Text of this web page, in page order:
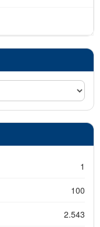
1
100
2.543